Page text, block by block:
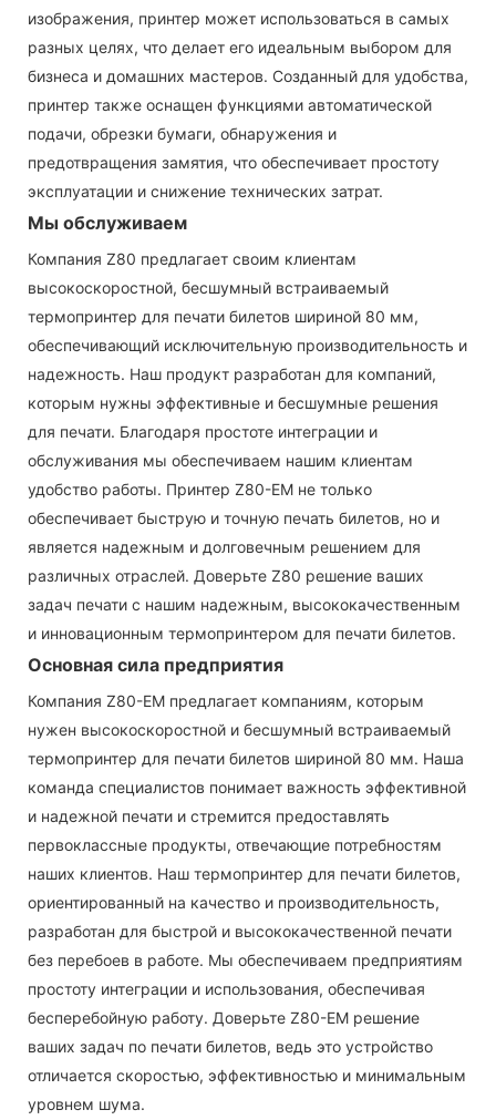
изображения, принтер может использоваться в самых
разных целях, что делает его идеальным выбором для
бизнеса и домашних мастеров. Созданный для удобства,
принтер также оснащен функциями автоматической
подачи, обрезки бумаги, обнаружения и
предотвращения замятия, что обеспечивает простоту
эксплуатации и снижение технических затрат.
Мы обслуживаем
Компания Z80 предлагает своим клиентам
высокоскоростной, бесшумный встраиваемый
термопринтер для печати билетов шириной 80 мм,
обеспечивающий исключительную производительность и
надежность. Наш продукт разработан для компаний,
которым нужны эффективные и бесшумные решения
для печати. ​​Благодаря простоте интеграции и
обслуживания мы обеспечиваем нашим клиентам
удобство работы. Принтер Z80-EM не только
обеспечивает быструю и точную печать билетов, но и
является надежным и долговечным решением для
различных отраслей. Доверьте Z80 решение ваших
задач печати с нашим надежным, высококачественным
и инновационным термопринтером для печати билетов.
Основная сила предприятия
Компания Z80-EM предлагает компаниям, которым
нужен высокоскоростной и бесшумный встраиваемый
термопринтер для печати билетов шириной 80 мм. Наша
команда специалистов понимает важность эффективной
и надежной печати и стремится предоставлять
первоклассные продукты, отвечающие потребностям
наших клиентов. Наш термопринтер для печати билетов,
ориентированный на качество и производительность,
разработан для быстрой и высококачественной печати
без перебоев в работе. Мы обеспечиваем предприятиям
простоту интеграции и использования, обеспечивая
бесперебойную работу. Доверьте Z80-EM решение
ваших задач по печати билетов, ведь это устройство
отличается скоростью, эффективностью и минимальным
уровнем шума.